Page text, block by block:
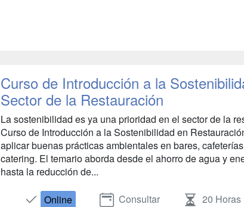
Curso de Introducción a la
Sector de la Restauración
La sostenibilidad es ya una prioridad en el sector de la
Curso de Introducción a la Sostenibilidad en
aplicar buenas prácticas ambientales en bares,
catering. El temario aborda desde el ahorro de agua y
hasta la reducción de...
Online Consultar 20 Horas